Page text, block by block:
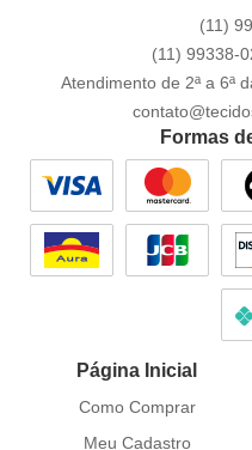
(11)
(11) 99338-
Atendimento de 2ª a 6ª
Formas
Página Inicial
Como Comprar
Meu Cadastro